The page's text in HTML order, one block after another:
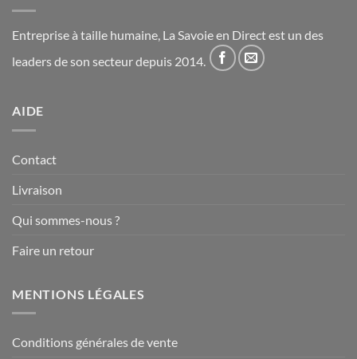
Entreprise à taille humaine, La Savoie en Direct est un des
leaders de son secteur depuis 2014.
AIDE
Contact
Livraison
Qui sommes-nous ?
Faire un retour
MENTIONS LÉGALES
Conditions générales de vente